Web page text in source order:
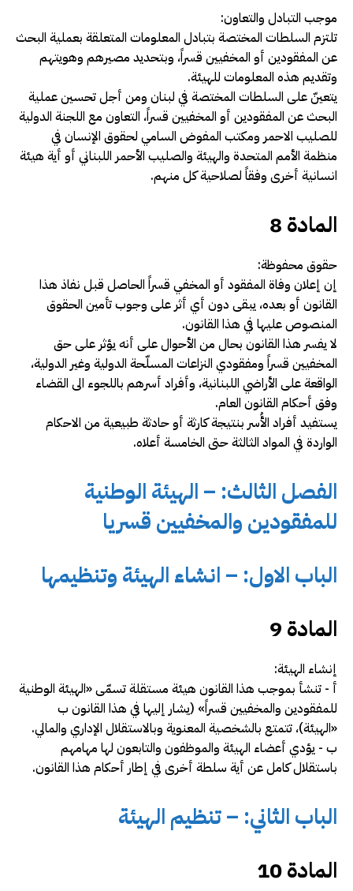
موجب التبادل والتعاون:
تلتزم السلطات المختصة بتبادل المعلومات المتعلقة بعملية البحث
عن المفقودين أو المخفيين قسراً، وبتحديد مصيرهم وهويتهم
وتقديم هذه المعلومات للهيئة.
يتعينّ على السلطات المختصة في لبنان ومن أجل تحسين عملية
البحث عن المفقودين أو المخفيين قسراً، التعاون مع اللجنة الدولية
للصليب الاحمر ومكتب المفوض السامي لحقوق الإنسان في
منظمة الأمم المتحدة والهيئة والصليب الأحمر اللبناني أو أية هيئة
انسانية أخرى وفقاً لصلاحية كل منهم.
المادة 8
حقوق محفوظة:
إن إعلان وفاة المفقود أو المخفي قسراً الحاصل قبل نفاذ هذا
القانون أو بعده، يبقى دون أي أثر على وجوب تأمين الحقوق
المنصوص عليها في هذا القانون.
لا يفسر هذا القانون بحال من الأحوال على أنه يؤثر على حق
المخفيين قسراً ومفقودي النزاعات المسلّحة الدولية وغير الدولية،
الواقعة على الأراضي اللبنانية، وأفراد أسرهم باللجوء الى القضاء
وفق أحكام القانون العام.
يستفيد أفراد الأُسر بنتيجة كارثة أو حادثة طبيعية من الاحكام
الواردة في المواد الثالثة حتى الخامسة أعلاه.
الفصل الثالث: – الهيئة الوطنية
للمفقودين والمخفيين قسريا
الباب الاول: – انشاء الهيئة وتنظيمها
المادة 9
إنشاء الهيئة:
أ -­ تنشأ بموجب هذا القانون هيئة مستقلة تسمّى «الهيئة الوطنية
للمفقودين والمخفيين قسراً» (يشار إليها في هذا القانون ب
«الهيئة)، تتمتع بالشخصية المعنوية وبالاستقلال الإداري والمالي.
ب -­ يؤدي أعضاء الهيئة والموظفون والتابعون لها مهامهم
باستقلال كامل عن أية سلطة أخرى في إطار أحكام هذا القانون.
الباب الثاني: – تنظيم الهيئة
المادة 10